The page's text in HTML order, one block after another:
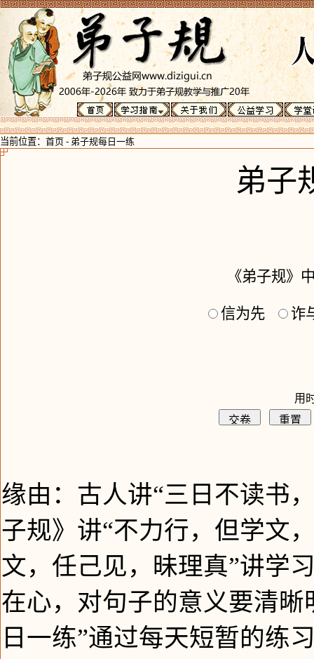
当前位置： 首页 - 弟子规每日一练
弟子
《弟子规》
信为先 诈
用
缘由：古人讲“三日不读书
子规》讲“不力行，但学文
文，任己见，昧理真”讲学
在心，对句子的意义要清
日一练”通过每天短暂的练